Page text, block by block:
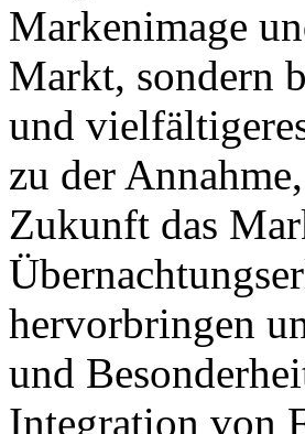
Markenimage
Markt, sondern
und
zu der
Zukunft das
hervorbringen
und
Integration von